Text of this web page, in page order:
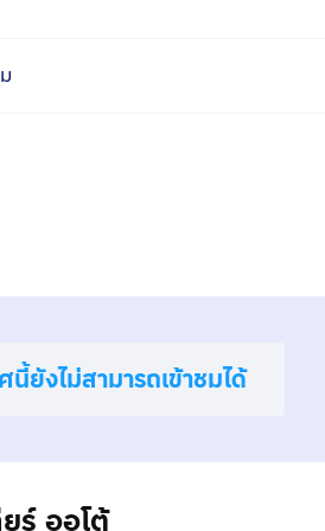
ยังไม่สามารถเข้าชมได้
ร์ ออโต้